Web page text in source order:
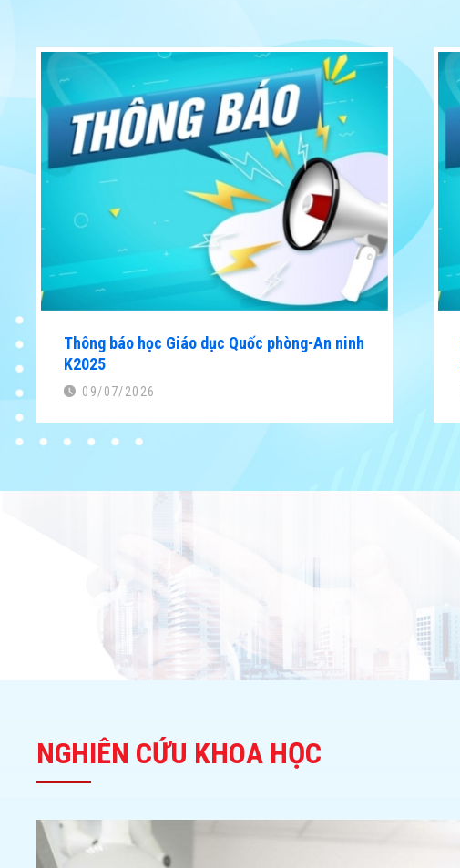
Thông báo học Giáo dục Quốc phòng-An ninh
K2025
09/07/2026
NGHIÊN CỨU KHOA HỌC